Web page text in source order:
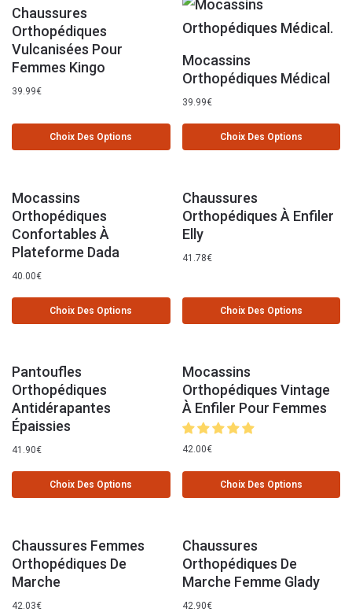
Chaussures
Orthopédiques
Vulcanisées Pour
Femmes Kingo
39.99€
Choix Des Options
Mocassins
Orthopédiques Médical
39.99€
Choix Des Options
Mocassins
Orthopédiques
Confortables À
Plateforme Dada
40.00€
Choix Des Options
Chaussures
Orthopédiques À Enfiler
Elly
41.78€
Choix Des Options
Pantoufles
Orthopédiques
Antidérapantes
Épaissies
41.90€
Choix Des Options
Mocassins
Orthopédiques Vintage
À Enfiler Pour Femmes
42.00€
Choix Des Options
Chaussures Femmes
Orthopédiques De
Marche
42.03€
Chaussures
Orthopédiques De
Marche Femme Glady
42.90€